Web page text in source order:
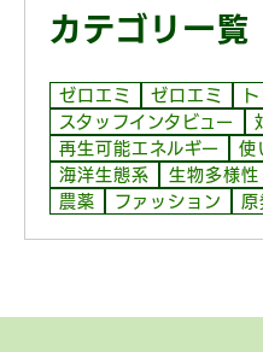
カテゴリ一覧
ゼロエミ ゼロエミ
スタッフインタビュー
再生可能エネルギー
使
海洋生態系
生物多様性
農薬
ファッション 原